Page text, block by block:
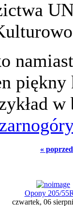
«
Opony 205/
czwartek, 06